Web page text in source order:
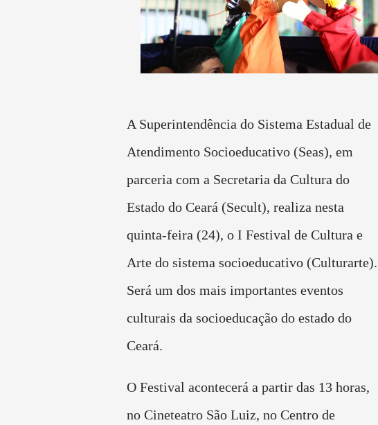
A Superintendência do Sistema Estadual de
Atendimento Socioeducativo (Seas), em
parceria com a Secretaria da Cultura do
Estado do Ceará (Secult), realiza nesta
quinta-feira (24), o I Festival de Cultura e
Arte do sistema socioeducativo (Culturarte).
Será um dos mais importantes eventos
culturais da socioeducação do estado do
Ceará.
O Festival acontecerá a partir das 13 horas,
no Cineteatro São Luiz, no Centro de